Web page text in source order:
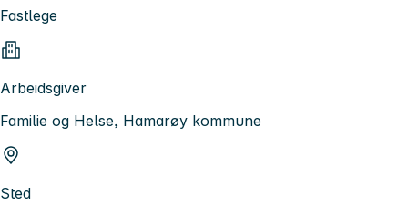
Fastlege
Arbeidsgiver
Familie og Helse, Hamarøy kommune
Sted